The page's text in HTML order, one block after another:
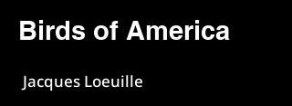
Birds of America
Jacques Loeuille